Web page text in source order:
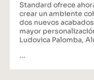
Standard ofrece
crear un ambiente
dos nuevos
mayor
Ludovica Palomba,
...